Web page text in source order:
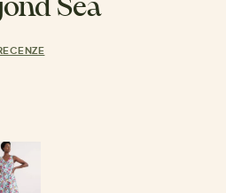
Sea